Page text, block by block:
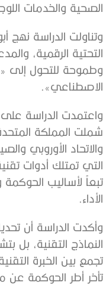
الصحية والخدمات
وتناولت الدراسة نهج
التحتية الرقمية،
وطموحة للتحول إلى
الاصطناعي».
واعتمدت الدراسة
شملت المملكة
والاتحاد الأوروبي
التي تمتلك أدوات
تبعاً لأساليب الحوكمة
الأداء.
وأكدت الدراسة أن
النماذج التقنية، بل
تجمع بين الخبرة
تأخر أطر الحوكمة عن